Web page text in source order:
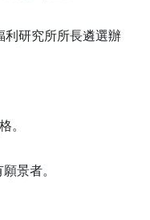
利研究所所長遴選辦
。
景者。